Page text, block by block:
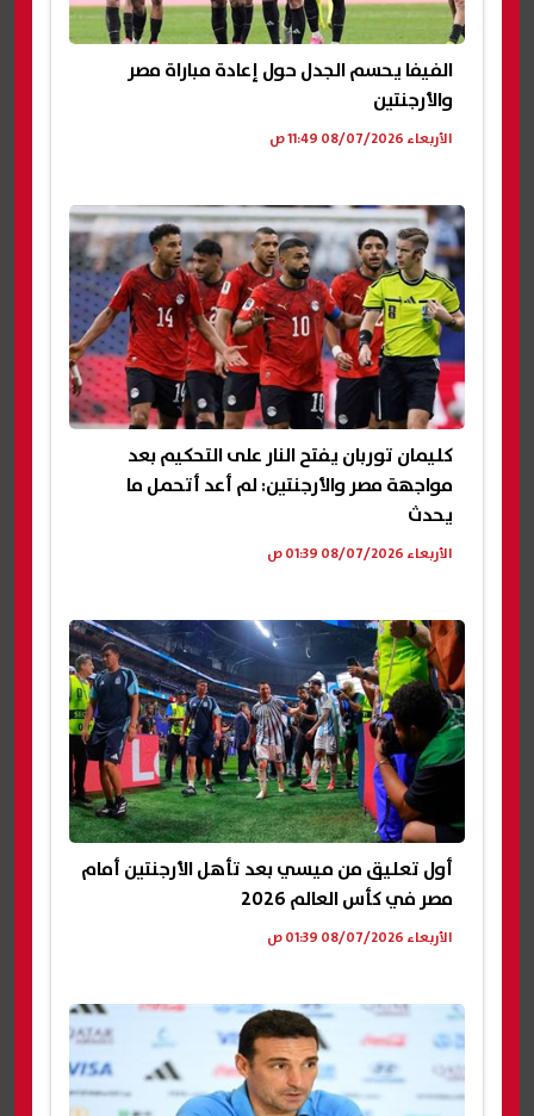
الفيفا يحسم الجدل حول إعادة مباراة مصر
والأرجنتين
الأربعاء 08/07/2026 11:49 ص
كليمان توربان يفتح النار على التحكيم بعد
مواجهة مصر والأرجنتين: لم أعد أتحمل ما
يحدث
الأربعاء 08/07/2026 01:39 ص
أول تعليق من ميسي بعد تأهل الأرجنتين أمام
مصر في كأس العالم 2026
الأربعاء 08/07/2026 01:39 ص